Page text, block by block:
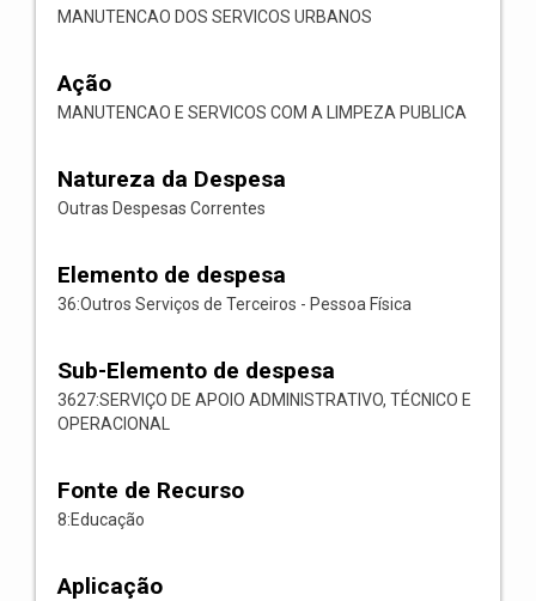
MANUTENCAO DOS SERVICOS URBANOS
Ação
MANUTENCAO E SERVICOS COM A LIMPEZA PUBLICA
Natureza da Despesa
Outras Despesas Correntes
Elemento de despesa
36:Outros Serviços de Terceiros - Pessoa Física
Sub-Elemento de despesa
3627:SERVIÇO DE APOIO ADMINISTRATIVO, TÉCNICO E
OPERACIONAL
Fonte de Recurso
8:Educação
Aplicação